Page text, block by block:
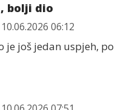
bolji dio
10.06.2026 06:12
je još jedan uspjeh,